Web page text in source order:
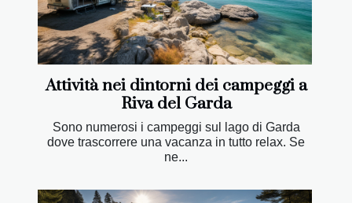
Attività nei dintorni dei campeggi a
Riva del Garda
Sono numerosi i campeggi sul lago di Garda
dove trascorrere una vacanza in tutto relax. Se
ne...